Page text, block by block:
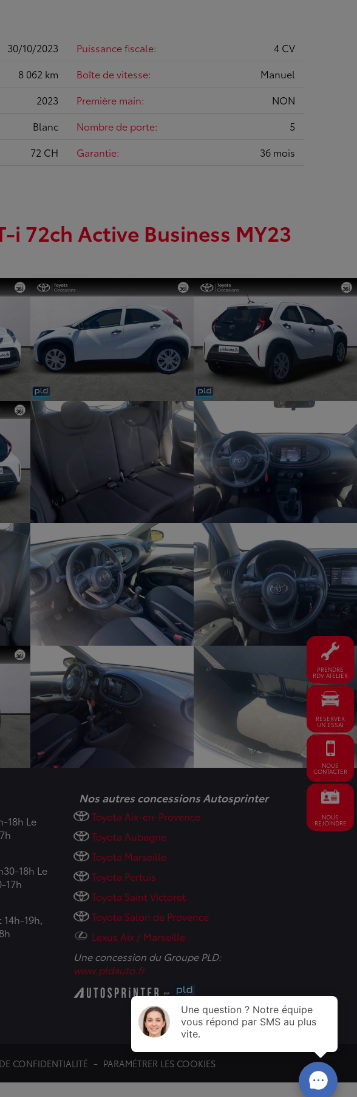
PRENDRE
RDV ATELIER
RESERVER
UN ESSAI
NOUS
CONTACTER
NOUS
REJOINDRE
30/10/2023
8 062 km
2023
Blanc
72 CH
Puissance fiscale:
4 CV
Boîte de vitesse:
Manuel
Première main:
NON
Nombre de porte:
5
Garantie:
36 mois
i 72ch Active Business MY23
18h Le
18h Le
17h
19h,
Nos autres concessions Autosprinter
Toyota Aix-en-Provence
Toyota Aubagne
Toyota Marseille
Toyota Pertuis
Toyota Saint Victoret
Toyota Salon de Provence
Lexus Aix / Marseille
Une concession du Groupe PLD:
www.pldauto.fr
CONFIDENTIALITÉ PARAMÉTRER LES COOKIES